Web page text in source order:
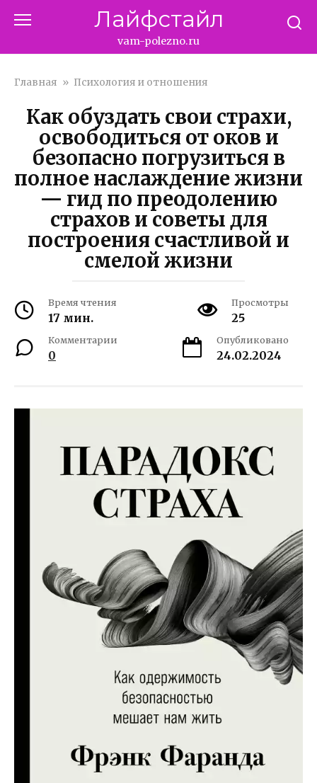
Лайфстайл
vam-polezno.ru
Главная » Психология и отношения
Как обуздать свои страхи,
освободиться от оков и
безопасно погрузиться в
полное наслаждение жизни
— гид по преодолению
страхов и советы для
построения счастливой и
смелой жизни
Время чтения
17 мин.
Просмотры
25
Комментарии
0
Опубликовано
24.02.2024